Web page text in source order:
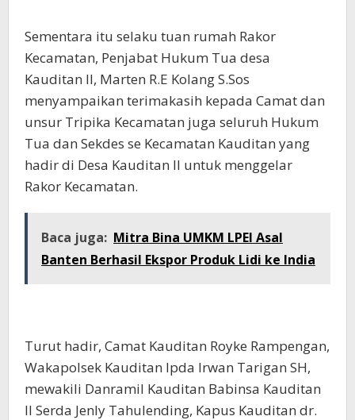
Sementara itu selaku tuan rumah Rakor
Kecamatan, Penjabat Hukum Tua desa
Kauditan II, Marten R.E Kolang S.Sos
menyampaikan terimakasih kepada Camat dan
unsur Tripika Kecamatan juga seluruh Hukum
Tua dan Sekdes se Kecamatan Kauditan yang
hadir di Desa Kauditan II untuk menggelar
Rakor Kecamatan.
Baca juga: Mitra Bina UMKM LPEI Asal
Banten Berhasil Ekspor Produk Lidi ke India
Turut hadir, Camat Kauditan Royke Rampengan,
Wakapolsek Kauditan Ipda Irwan Tarigan SH,
mewakili Danramil Kauditan Babinsa Kauditan
II Serda Jenly Tahulending, Kapus Kauditan dr.